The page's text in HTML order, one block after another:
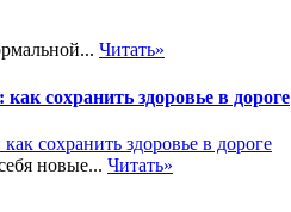
Читать»
сохранить здоровье в дороге
новые... Читать»